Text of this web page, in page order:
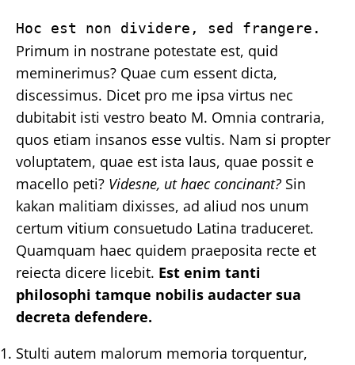
Hoc est non dividere, sed frangere.
Primum in nostrane potestate est, quid
meminerimus? Quae cum essent dicta,
discessimus. Dicet pro me ipsa virtus nec
dubitabit isti vestro beato M. Omnia contraria,
quos etiam insanos esse vultis. Nam si propter
voluptatem, quae est ista laus, quae possit e
macello peti? Videsne, ut haec concinant? Sin
kakan malitiam dixisses, ad aliud nos unum
certum vitium consuetudo Latina traduceret.
Quamquam haec quidem praeposita recte et
reiecta dicere licebit. Est enim tanti
philosophi tamque nobilis audacter sua
decreta defendere.
Stulti autem malorum memoria torquentur,